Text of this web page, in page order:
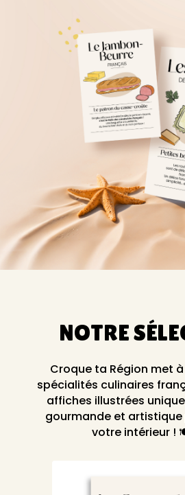
NOTRE
Croque ta Région met à
spécialités culinaires
affiches illustrées
gourmande et
votre intérieur